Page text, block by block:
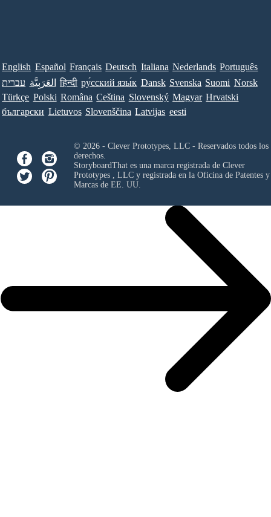
English Español Français Deutsch Italiana Nederlands Português
עברית العَرَبِيَّة हिन्दी ру́сский язы́к Dansk Svenska Suomi Norsk
Türkçe Polski Româna Ceština Slovenský Magyar Hrvatski
български Lietuvos Slovenščina Latvijas eesti
© 2026 - Clever Prototypes, LLC - Reservados todos los
derechos.
StoryboardThat es una marca registrada de Clever
Prototypes , LLCy registrada en la Oficina de Patentes y
Marcas de EE. UU.